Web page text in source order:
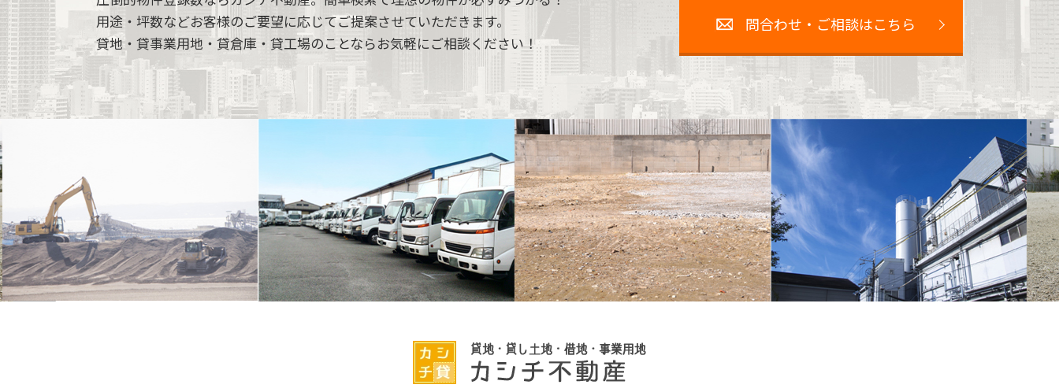
用途・坪数などお客様のご要望に応じてご提案させていただきます。
貸地・貸事業用地・貸倉庫・貸工場のことならお気軽にご相談ください！
問合わせ・ご相談はこちら